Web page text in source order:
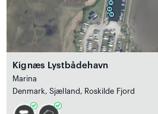
Kignæs Lystbådehavn
Marina
Denmark, Sjælland, Roskilde Fjord